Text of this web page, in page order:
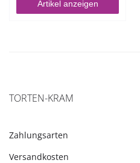
Artikel anzeigen
TORTEN-KRAM
Zahlungsarten
Versandkosten